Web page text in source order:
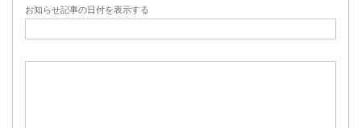
お知らせ記事の日付を表示する